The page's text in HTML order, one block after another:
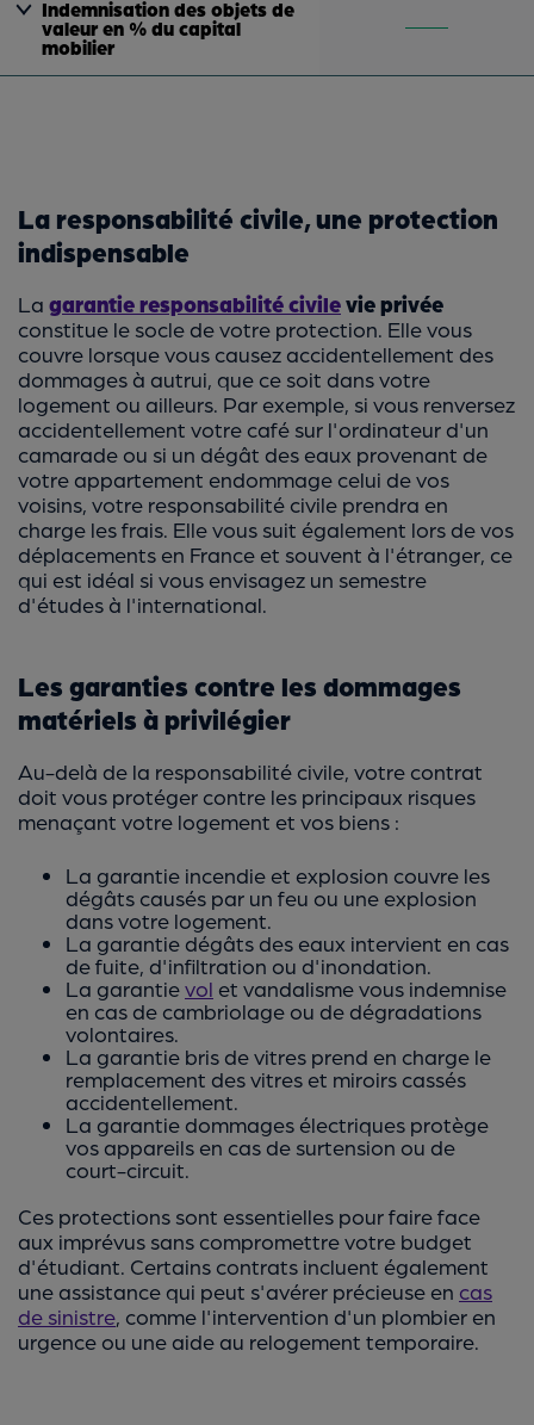
Indemnisation des objets de
valeur en % du capital
mobilier
La responsabilité civile, une protection
indispensable
La garantie responsabilité civilevie privée
constitue le socle de votre protection. Elle vous
couvre lorsque vous causez accidentellement des
dommages à autrui, que ce soit dans votre
logement ou ailleurs. Par exemple, si vous renversez
accidentellement votre café sur l'ordinateur d'un
camarade ou si un dégât des eaux provenant de
votre appartement endommage celui de vos
voisins, votre responsabilité civile prendra en
charge les frais. Elle vous suit également lors de vos
déplacements en France et souvent à l'étranger, ce
qui est idéal si vous envisagez un semestre
d'études à l'international.
Les garanties contre les dommages
matériels à privilégier
Au-delà de la responsabilité civile, votre contrat
doit vous protéger contre les principaux risques
menaçant votre logement et vos biens :
La garantie incendie et explosion couvre les
dégâts causés par un feu ou une explosion
dans votre logement.
La garantie dégâts des eaux intervient en cas
de fuite, d'infiltration ou d'inondation.
La garantievol et vandalisme vous indemnise
en cas de cambriolage ou de dégradations
volontaires.
La garantie bris de vitres prend en charge le
remplacement des vitres et miroirs cassés
accidentellement.
La garantie dommages électriques protège
vos appareils en cas de surtension ou de
court-circuit.
Ces protections sont essentielles pour faire face
aux imprévus sans compromettre votre budget
d'étudiant. Certains contrats incluent également
une assistance qui peut s'avérer précieuse en cas
de sinistre , comme l'intervention d'un plombier en
urgence ou une aide au relogement temporaire.